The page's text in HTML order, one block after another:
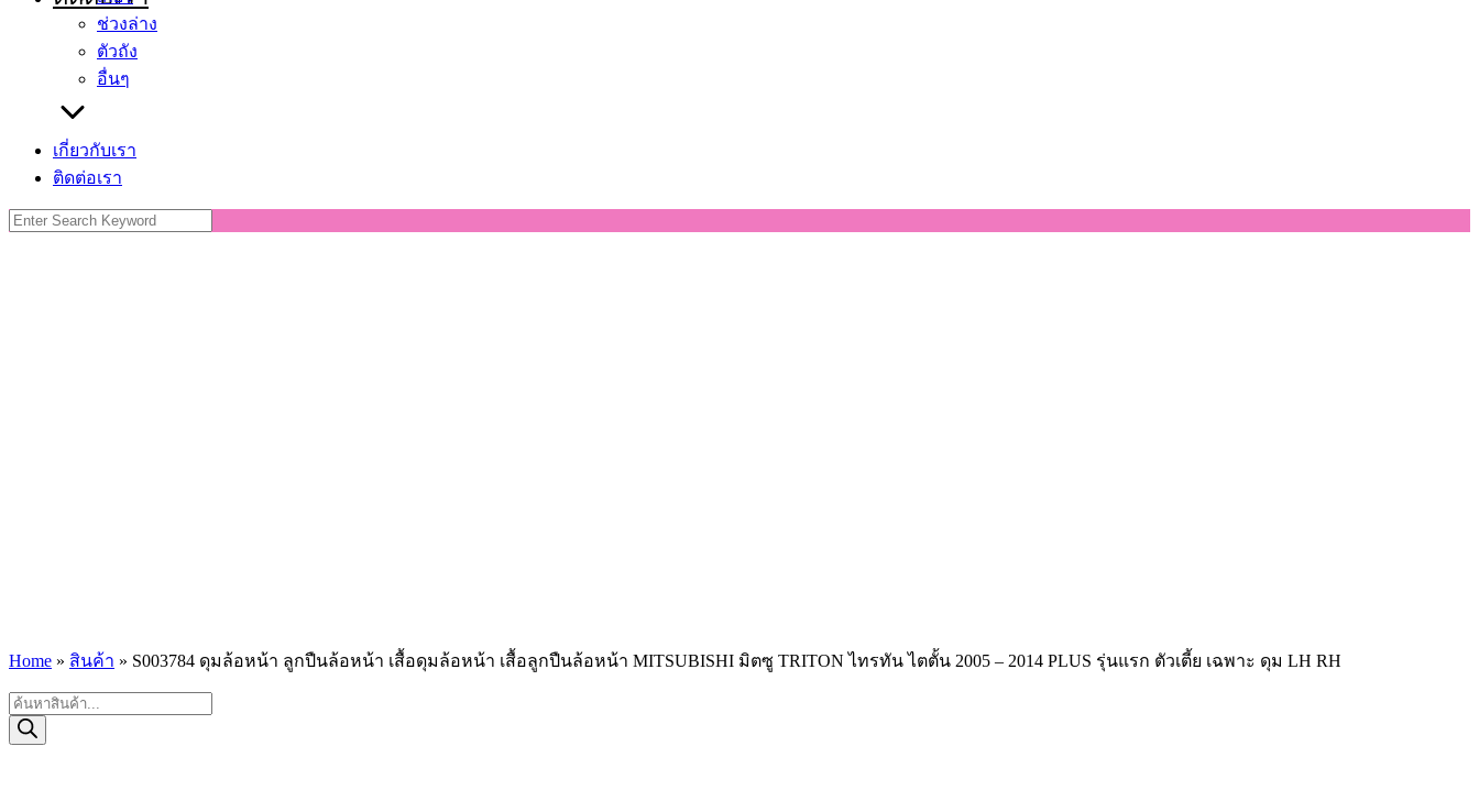
ช่วงล่าง
ตัวถัง
อื่นๆ
เกี่ยวกับเรา
ติดต่อเรา
Search
for:
Home » สินค้า » S003784 ดุมล้อหน้า ลูกปืนล้อหน้า เสื้อดุมล้อหน้า เสื้อลูกปืนล้อหน้า MITSUBISHI มิตซู TRITON ไทรทัน ไตตั้น 2005 – 2014 PLUS รุ่นแรก ตัวเตี้ย เฉพาะ ดุม LH RH
Products
search